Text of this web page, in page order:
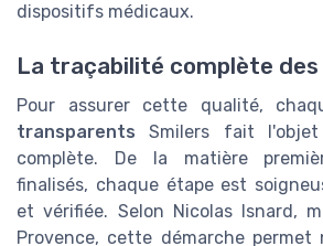
dispositifs médicaux.
La traçabilité complète
Pour assurer cette qualité,
transparents Smilers fait
complète. De la matière
finalisés, chaque étape est
et vérifiée. Selon Nicolas Isnard,
Provence, cette démarche permet